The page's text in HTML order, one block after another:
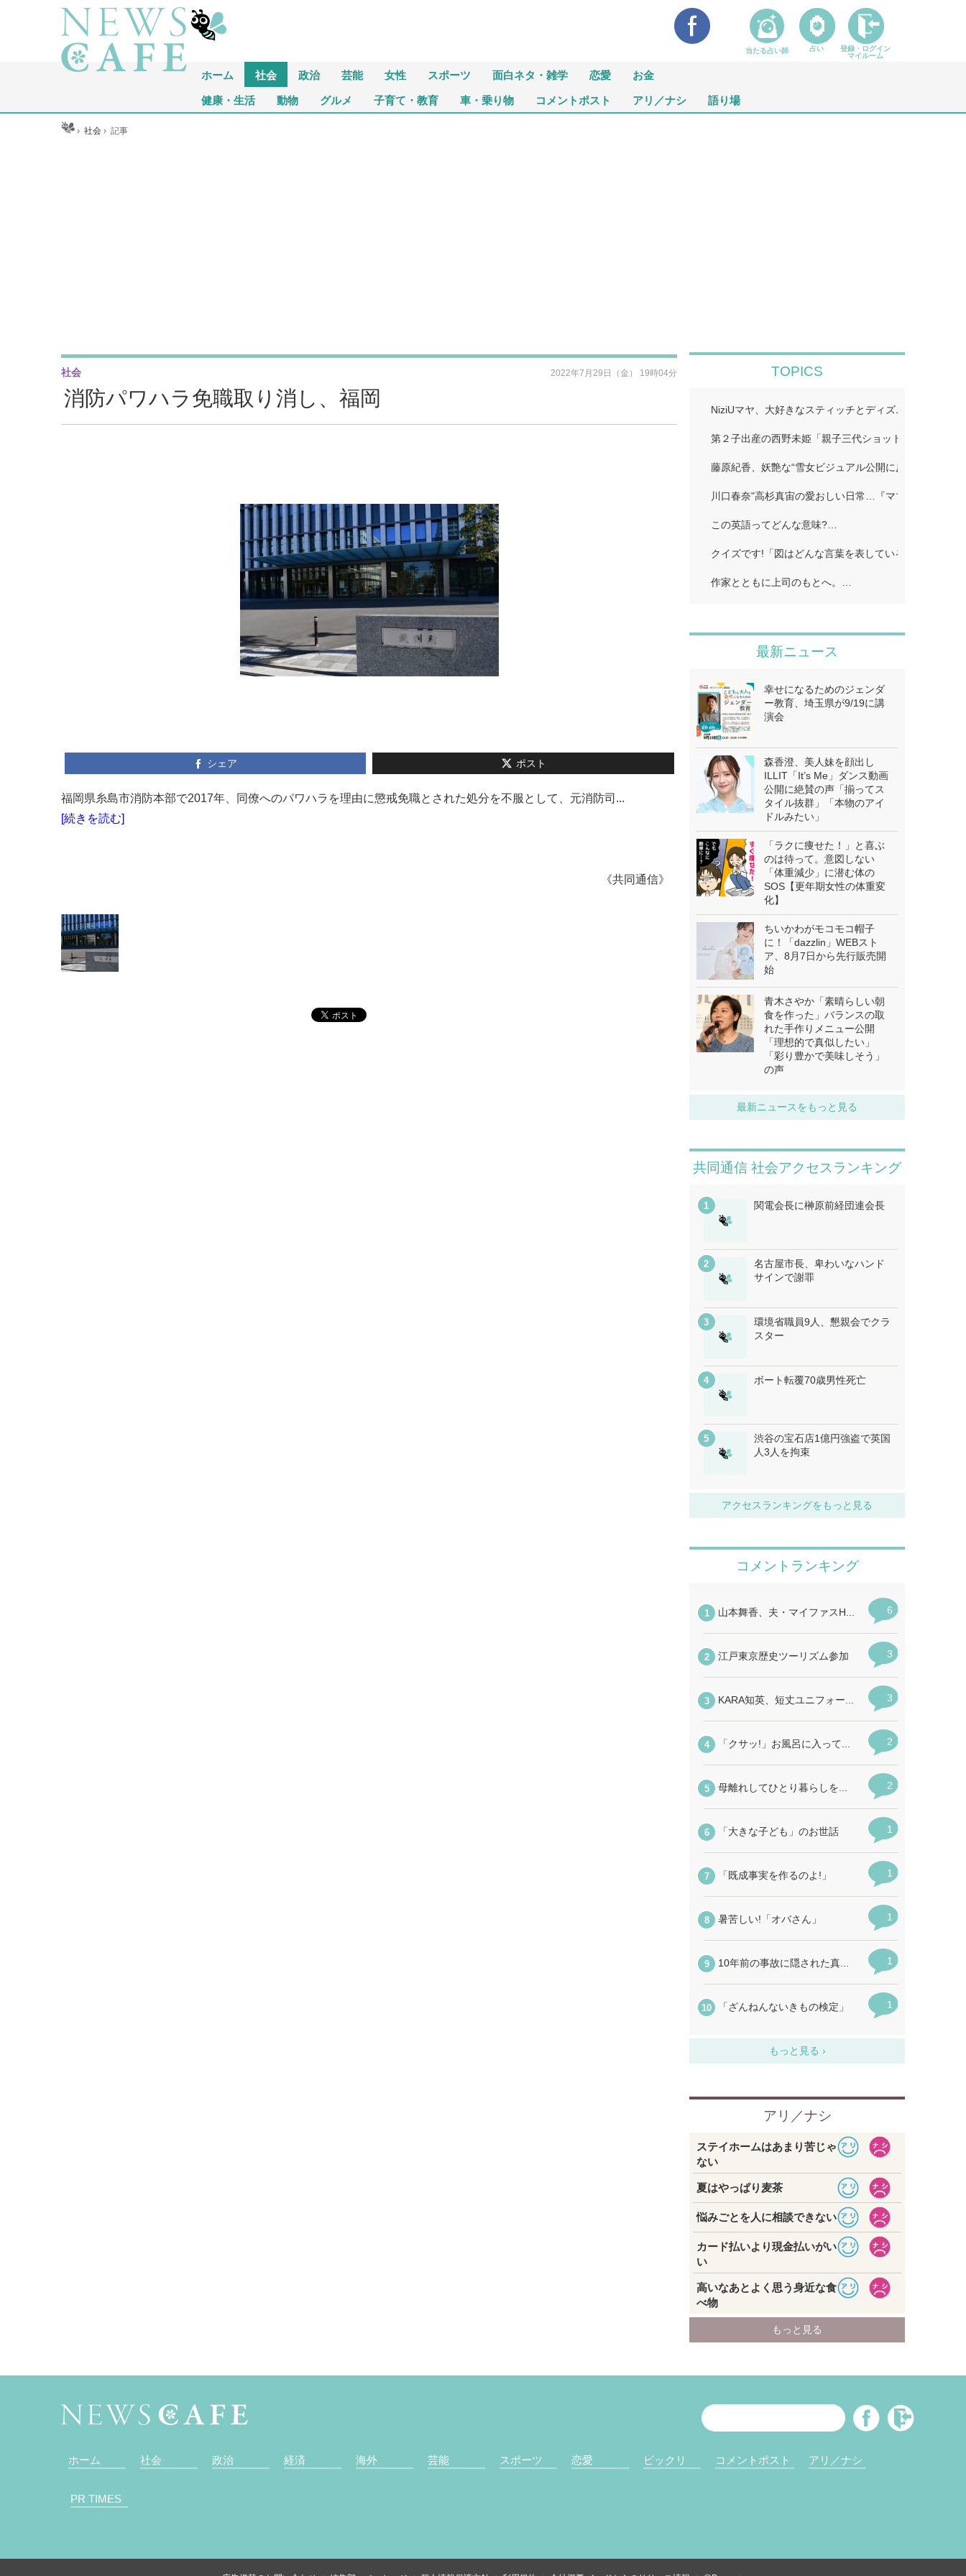
ホーム 社会 政治 芸能 女性 スポーツ 面白ネタ・雑学 恋愛 お金
健康・生活 動物 グルメ 子育て・教育 車・乗り物 コメントポスト アリ／ナシ 語り場
ホーム ›社会 ›記事
消防パワハラ免職取り消し、福岡
社会 2022年7月29日（金） 19時04分
シェア ポスト
福岡県糸島市消防本部で2017年、同僚へのパワハラを理由に懲戒免職とされた処分を不服として、元消防司...
[続きを読む]
《共同通信》
TOPICS
NiziUマヤ、大好きなスティッチとディズニー満喫「愛
第２子出産の西野未姫「親子三代ショット」…
藤原紀香、妖艶な“雪女ビジュアル公開に反響続々「美
川口春奈"高杉真宙の愛おしい日常…『ママがもうこの
この英語ってどんな意味?…
クイズです!「図はどんな言葉を表している?」…
作家とともに上司のもとへ。…
最新ニュース
幸せになるためのジェンダ
ー教育、埼玉県が9/19に講
演会
森香澄、美人妹を顔出し
ILLIT「It’s Me」ダンス動画
公開に絶賛の声「揃ってス
タイル抜群」「本物のアイ
ドルみたい」
「ラクに痩せた！」と喜ぶ
のは待って。意図しない
「体重減少」に潜む体の
SOS【更年期女性の体重変
化】
ちいかわがモコモコ帽子
に！「dazzlin」WEBスト
ア、8月7日から先行販売開
始
青木さやか「素晴らしい朝
食を作った」バランスの取
れた手作りメニュー公開
「理想的で真似したい」
「彩り豊かで美味しそう」
の声
最新ニュースをもっと見る
共同通信 社会アクセスランキング
関電会長に榊原前経団連会長
名古屋市長、卑わいなハンド
サインで謝罪
環境省職員9人、懇親会でクラ
スター
ボート転覆70歳男性死亡
渋谷の宝石店1億円強盗で英国
人3人を拘束
アクセスランキングをもっと見る
ホーム 社会 政治 経済 海外 芸能 スポーツ 恋愛 ビックリ コメントポスト アリ／ナシ
PR TIMES
当たる占い師 占い
登録・ログイン
マイルーム